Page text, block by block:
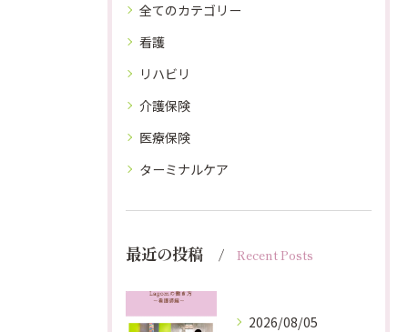
全てのカテゴリー
看護
リハビリ
介護保険
医療保険
ターミナルケア
最近の投稿 Recent Posts
2026/08/05